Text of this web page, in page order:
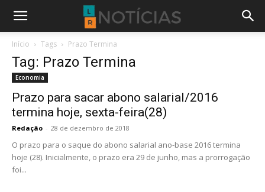
Início Tags Prazo Termina
Tag: Prazo Termina
Economia
Prazo para sacar abono salarial/2016
termina hoje, sexta-feira(28)
Redação - 28 de dezembro de 2018
O prazo para o saque do abono salarial ano-base 2016 termina
hoje (28). Inicialmente, o prazo era 29 de junho, mas a prorrogação
foi...